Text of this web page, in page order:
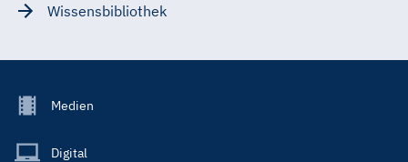
Wissensbibliothek
Footer
Main
Medien
Digital